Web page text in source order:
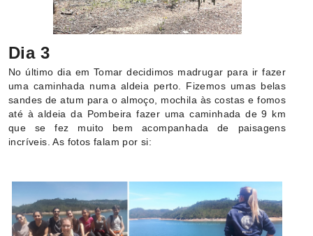
Dia 3
No último dia em Tomar decidimos madrugar para ir fazer
uma caminhada numa aldeia perto. Fizemos umas belas
sandes de atum para o almoço, mochila às costas e fomos
até à aldeia da Pombeira fazer uma caminhada de 9 km
que se fez muito bem acompanhada de paisagens
incríveis. As fotos falam por si: